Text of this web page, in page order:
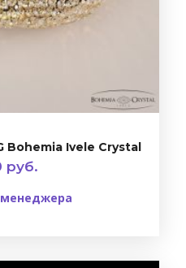
Bohemia Ivele Crystal
руб.